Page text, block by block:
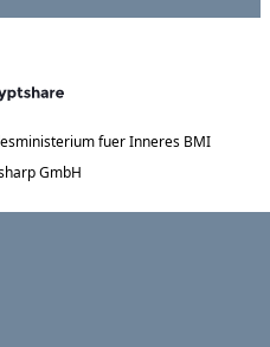
fuer Inneres BMI
GmbH